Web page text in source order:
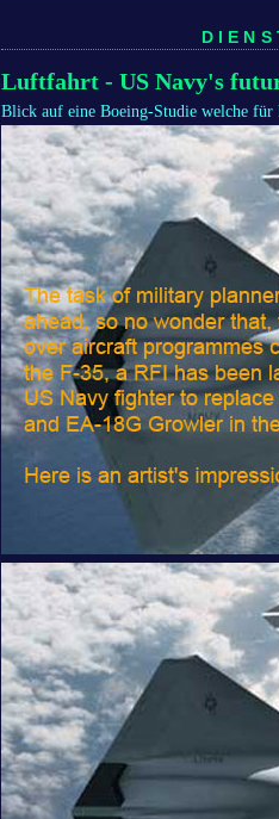
Luftfahrt - US Navy's
Blick auf eine Boeing-Studie welche für